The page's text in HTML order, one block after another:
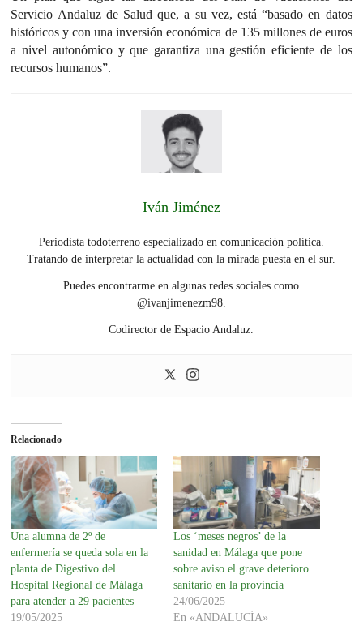
Servicio Andaluz de Salud que, a su vez, está “basado en datos
históricos y con una inversión económica de 135 millones de euros
a nivel autonómico y que garantiza una gestión eficiente de los
recursos humanos”.
Iván Jiménez
Periodista todoterreno especializado en comunicación política.
Tratando de interpretar la actualidad con la mirada puesta en el sur.
Puedes encontrarme en algunas redes sociales como
@ivanjimenezm98.
Codirector de Espacio Andaluz.
Relacionado
Una alumna de 2º de
enfermería se queda sola en la
planta de Digestivo del
Hospital Regional de Málaga
para atender a 29 pacientes
19/05/2025
Los ‘meses negros’ de la
sanidad en Málaga que pone
sobre aviso el grave deterioro
sanitario en la provincia
24/06/2025
En «ANDALUCÍA»